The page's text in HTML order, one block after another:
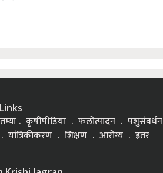
कृषीपीडिया फलोत्पादन पशुसंवर्धन
यांत्रिकीकरण शिक्षण आरोग्य इतर
Krishi Jagran